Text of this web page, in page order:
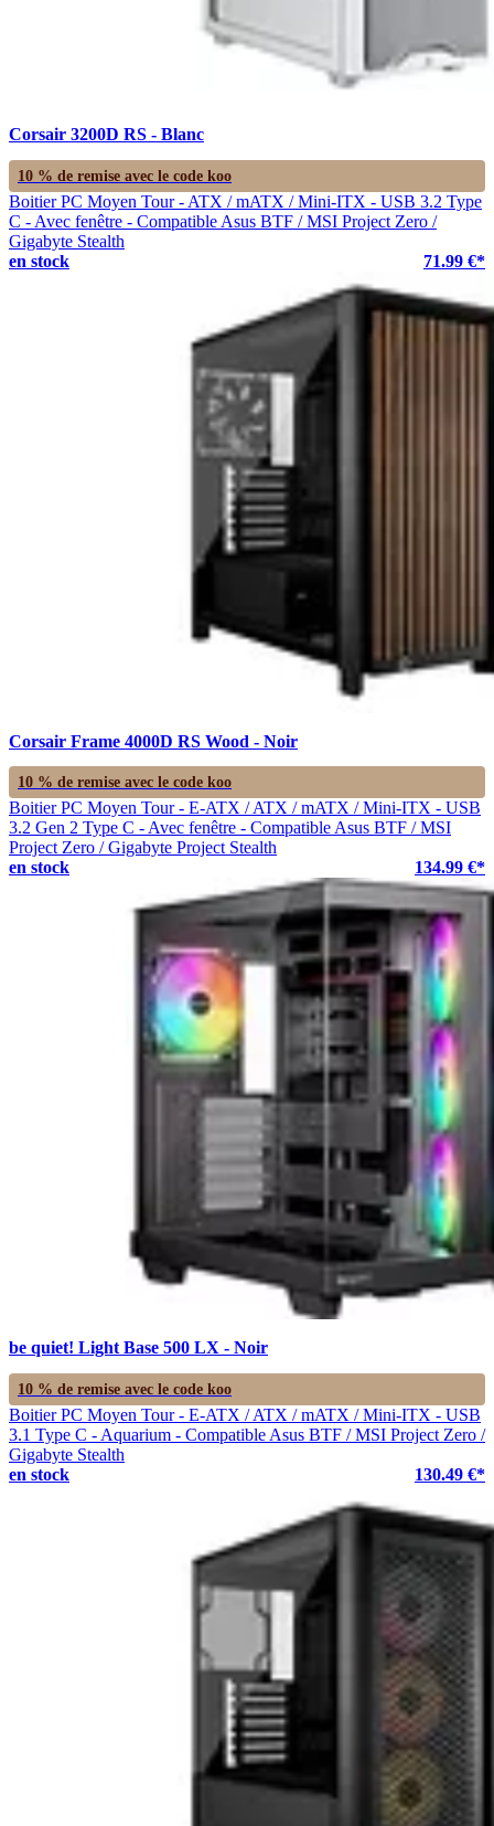
Corsair 3200D RS - Blanc
10 % de remise avec le code koo
Boitier PC Moyen Tour - ATX / mATX / Mini-ITX - USB 3.2 Type
C - Avec fenêtre - Compatible Asus BTF / MSI Project Zero /
Gigabyte Stealth
en stock
71.99 €*
Corsair Frame 4000D RS Wood - Noir
10 % de remise avec le code koo
Boitier PC Moyen Tour - E-ATX / ATX / mATX / Mini-ITX - USB
3.2 Gen 2 Type C - Avec fenêtre - Compatible Asus BTF / MSI
Project Zero / Gigabyte Project Stealth
en stock
134.99 €*
be quiet! Light Base 500 LX - Noir
10 % de remise avec le code koo
Boitier PC Moyen Tour - E-ATX / ATX / mATX / Mini-ITX - USB
3.1 Type C - Aquarium - Compatible Asus BTF / MSI Project Zero /
Gigabyte Stealth
en stock
130.49 €*